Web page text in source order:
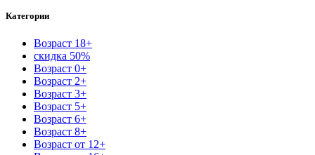
Категории
Возраст 18+
скидка 50%
Возраст 0+
Возраст 2+
Возраст 3+
Возраст 5+
Возраст 6+
Возраст 8+
Возраст от 12+